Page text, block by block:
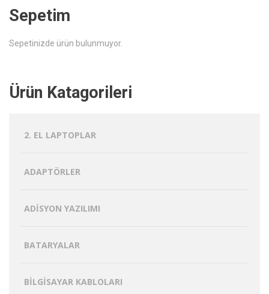
Sepetim
Sepetinizde ürün bulunmuyor.
Ürün Katagorileri
2. EL LAPTOPLAR
ADAPTÖRLER
ADISYON YAZILIMI
BATARYALAR
BILGISAYAR KABLOLARI